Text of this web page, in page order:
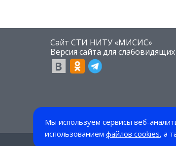
Мы используем сервисы веб-
использованиемфайлов cookies, а
Сайт СТИ НИТУ «МИСИС»
​Версия сайта для слабовидящих